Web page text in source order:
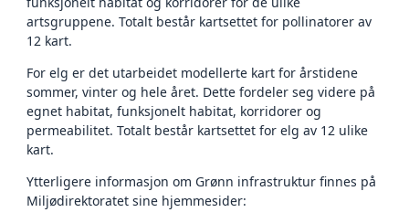
artsgruppene. Totalt består kartsettet for pollinatorer av
12 kart.
For elg er det utarbeidet modellerte kart for årstidene
sommer, vinter og hele året. Dette fordeler seg videre på
egnet habitat, funksjonelt habitat, korridorer og
permeabilitet. Totalt består kartsettet for elg av 12 ulike
kart.
Ytterligere informasjon om Grønn infrastruktur finnes på
Miljødirektoratet sine hjemmesider: